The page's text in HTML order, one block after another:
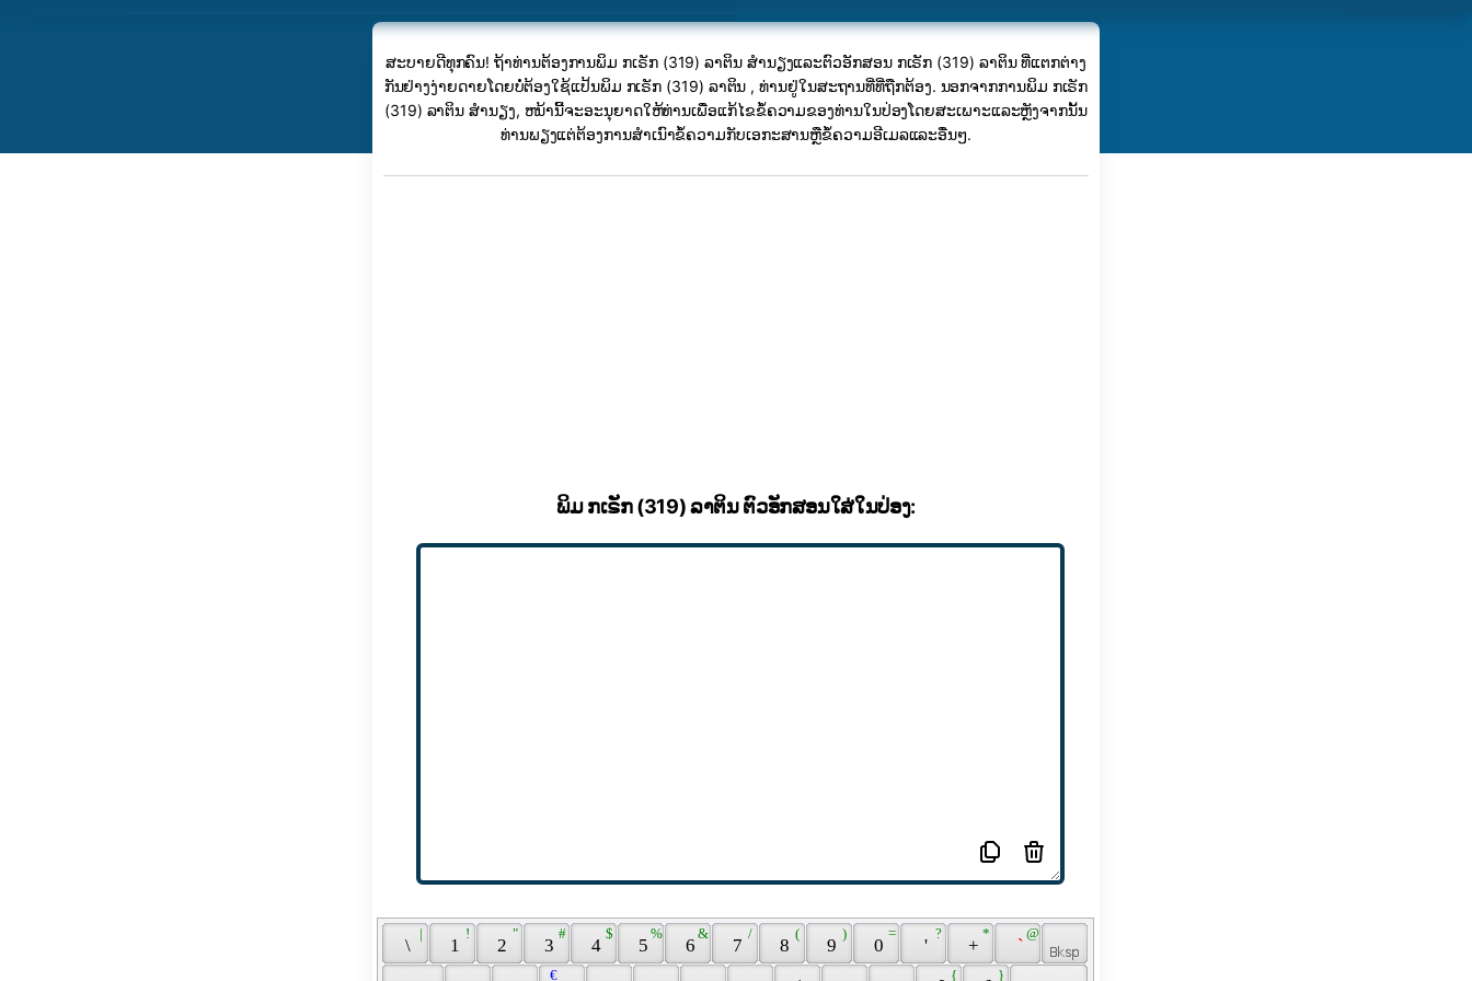
ສະ​ບາຍ​ດີ​ທຸກ​ຄົນ! ຖ້າທ່ານຕ້ອງການພິມ ກເຣັກ (319) ລາຕິນ ສຳນຽງແລະຕົວອັກສອນ ກເຣັກ (319) ລາຕິນ ທີ່ແຕກຕ່າງ
ກັນຢ່າງງ່າຍດາຍໂດຍບໍ່ຕ້ອງໃຊ້ແປ້ນພິມ ກເຣັກ (319) ລາຕິນ , ທ່ານຢູ່ໃນສະຖານທີ່ທີ່ຖືກຕ້ອງ. ນອກ​ຈາກ​ການ​ພິມ ກເຣັກ
(319) ລາຕິນ ສໍານຽງ​, ຫນ້າ​ນີ້​ຈະ​ອະ​ນຸ​ຍາດ​ໃຫ້​ທ່ານ​ເພື່ອ​ແກ້​ໄຂ​ຂໍ້​ຄວາມ​ຂອງ​ທ່ານ​ໃນ​ປ່ອງ​ໂດຍ​ສະ​ເພາະ​ແລະ​ຫຼັງ​ຈາກ​ນັ້ນ​
ທ່ານ​ພຽງ​ແຕ່​ຕ້ອງ​ການ​ສໍາ​ເນົາ​ຂໍ້​ຄວາມ​ກັບ​ເອ​ກະ​ສານ​ຫຼື​ຂໍ້​ຄວາມ​ອີ​ເມລ​ແລະ​ອື່ນໆ​.
ພິມ ກເຣັກ (319) ລາຕິນ ຕົວອັກສອນໃສ່ໃນປ່ອງ:
\
|
1
!
2
"
3
#
4
$
5
%
6
&
7
/
8
(
9
)
0
=
'
?
+
*
`
@
€ { }